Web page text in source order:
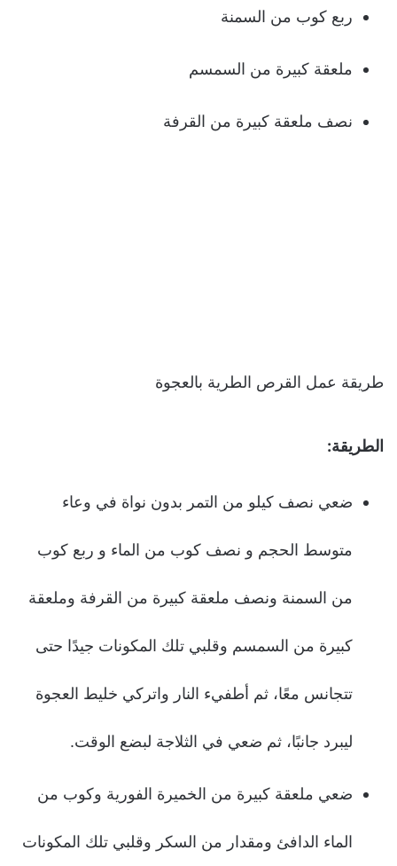
ربع كوب من السمنة
ملعقة كبيرة من السمسم
نصف ملعقة كبيرة من القرفة
طريقة عمل القرص الطرية بالعجوة
الطريقة:
ضعي نصف كيلو من التمر بدون نواة في وعاء
متوسط الحجم و نصف كوب من الماء و ربع كوب
من السمنة ونصف ملعقة كبيرة من القرفة وملعقة
كبيرة من السمسم وقلبي تلك المكونات جيدًا حتى
تتجانس معًا، ثم أطفيء النار واتركي خليط العجوة
ليبرد جانبًا، ثم ضعي في الثلاجة لبضع الوقت.
ضعي ملعقة كبيرة من الخميرة الفورية وكوب من
الماء الدافئ ومقدار من السكر وقلبي تلك المكونات